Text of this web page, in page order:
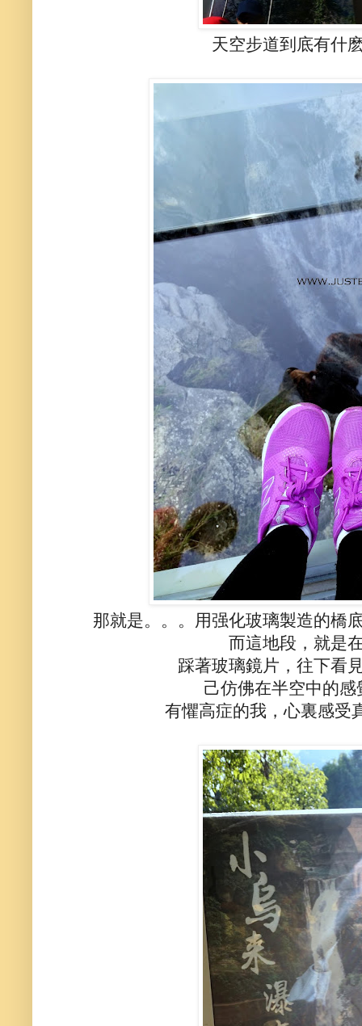
天空步道到底有什
那就是。。。用强化玻璃製造的橋
而這地段，就是
踩著玻璃鏡片，往下看
己仿佛在半空中的
有懼高症的我，心裏感受